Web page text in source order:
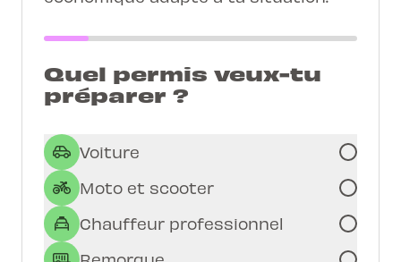
Quel permis veux-tu
préparer ?
Voiture
Moto et scooter
Chauffeur professionnel